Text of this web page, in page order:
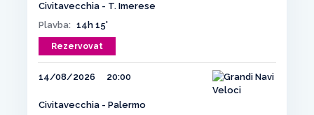
Civitavecchia - T. Imerese
Plavba: 14h 15'
Rezervovat
14/08/2026 20:00
Civitavecchia - Palermo